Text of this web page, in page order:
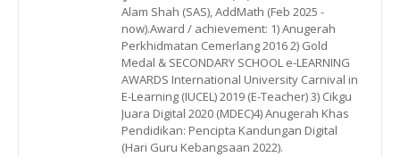
Alam Shah (SAS), AddMath (Feb 2025 -
now).Award / achievement: 1) Anugerah
Perkhidmatan Cemerlang 2016 2) Gold
Medal & SECONDARY SCHOOL e-LEARNING
AWARDS International University Carnival in
E-Learning (IUCEL) 2019 (E-Teacher) 3) Cikgu
Juara Digital 2020 (MDEC)4) Anugerah Khas
Pendidikan: Pencipta Kandungan Digital
(Hari Guru Kebangsaan 2022).